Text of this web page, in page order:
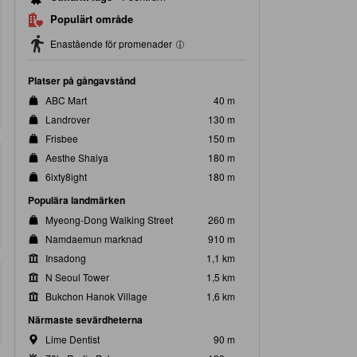
Populärt område
Enastående för promenader
Platser på gångavstånd
ABC Mart
40 m
Landrover
130 m
Frisbee
150 m
Aesthe Shaiya
180 m
6ixty8ight
180 m
Populära landmärken
Myeong-Dong Walking Street
260 m
Namdaemun marknad
910 m
Insadong
1,1 km
N Seoul Tower
1,5 km
Bukchon Hanok Village
1,6 km
Närmaste sevärdheterna
Lime Dentist
90 m